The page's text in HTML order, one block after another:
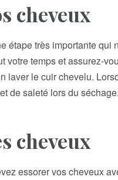
cheveux
étape très importante
votre temps et assurez-
laver le cuir chevelu.
de saleté lors du
cheveux
essorer vos cheveux